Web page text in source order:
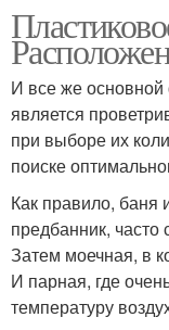
И все же основной
является
при выборе их
поиске
Как правило,
предбанник,
Затем моечная, в
И парная, где
температуру